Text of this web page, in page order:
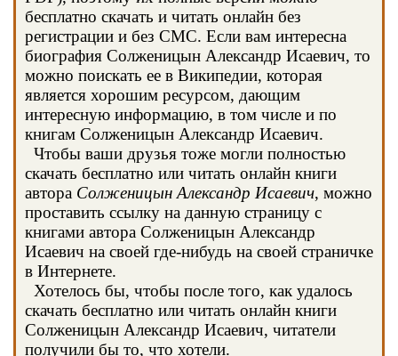
бесплатно скачать и читать онлайн без
регистрации и без СМС. Если вам интересна
биография Солженицын Александр Исаевич, то
можно поискать ее в Википедии, которая
является хорошим ресурсом, дающим
интересную информацию, в том числе и по
книгам Солженицын Александр Исаевич.
Чтобы ваши друзья тоже могли полностью
скачать бесплатно или читать онлайн книги
автора Солженицын Александр Исаевич, можно
проставить ссылку на данную страницу с
книгами автора Солженицын Александр
Исаевич на своей где-нибудь на своей страничке
в Интернете.
Хотелось бы, чтобы после того, как удалось
скачать бесплатно или читать онлайн книги
Солженицын Александр Исаевич, читатели
получили бы то, что хотели.